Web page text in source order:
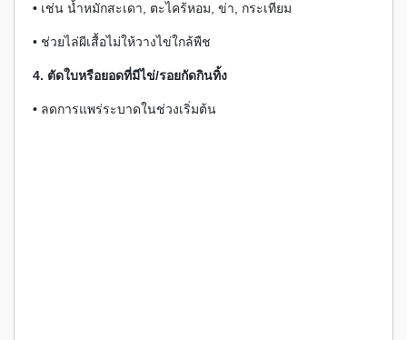
• เช่น น้ำหมักสะเดา, ตะไคร้หอม, ข่า, กระเทียม
• ช่วยไล่ผีเสื้อไม่ให้วางไข่ใกล้พืช
4. ตัดใบหรือยอดที่มีไข่/รอยกัดกินทิ้ง
• ลดการแพร่ระบาดในช่วงเริ่มต้น